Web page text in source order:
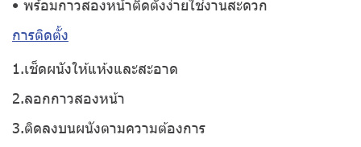
• พร้อมกาวสองหน้าติดตั้งง่ายใช้งานสะดวก
การติดตั้ง
1.เช็ดผนังให้แห้งและสะอาด
2.ลอกกาวสองหน้า
3.ติดลงบนผนังตามความต้องการ